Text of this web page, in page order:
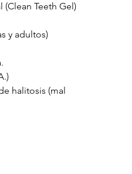
Teeth Gel)
y adultos)
halitosis (mal